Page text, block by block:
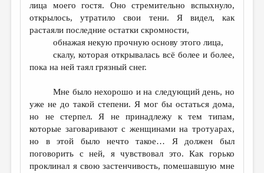
лица моего гостя. Оно стремительно вспыхнуло,
открылось, утратило свои тени. Я видел, как
растаяли последние остатки скромности,
обнажая некую прочную основу этого лица,
скалу, которая открывалась всё более и более,
пока на ней таял грязный снег.
Мне было нехорошо и на следующий день, но
уже не до такой степени. Я мог бы остаться дома,
но не стерпел. Я не принадлежу к тем типам,
которые заговаривают с женщинами на тротуарах,
но в этой было нечто такое… Я должен был
поговорить с ней, я чувствовал это. Как горько
проклинал я свою застенчивость, помешавшую мне